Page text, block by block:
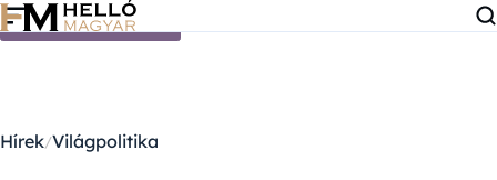
Ugrás a tartalomra
Hírek Világpolitika